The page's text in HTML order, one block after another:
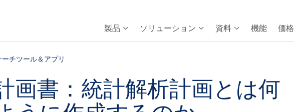
製品 ソリューション 資料 機能 価格
ーチツール＆アプリ
画書：統計解析計画とは何